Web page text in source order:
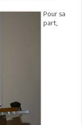
Pour sa
part,